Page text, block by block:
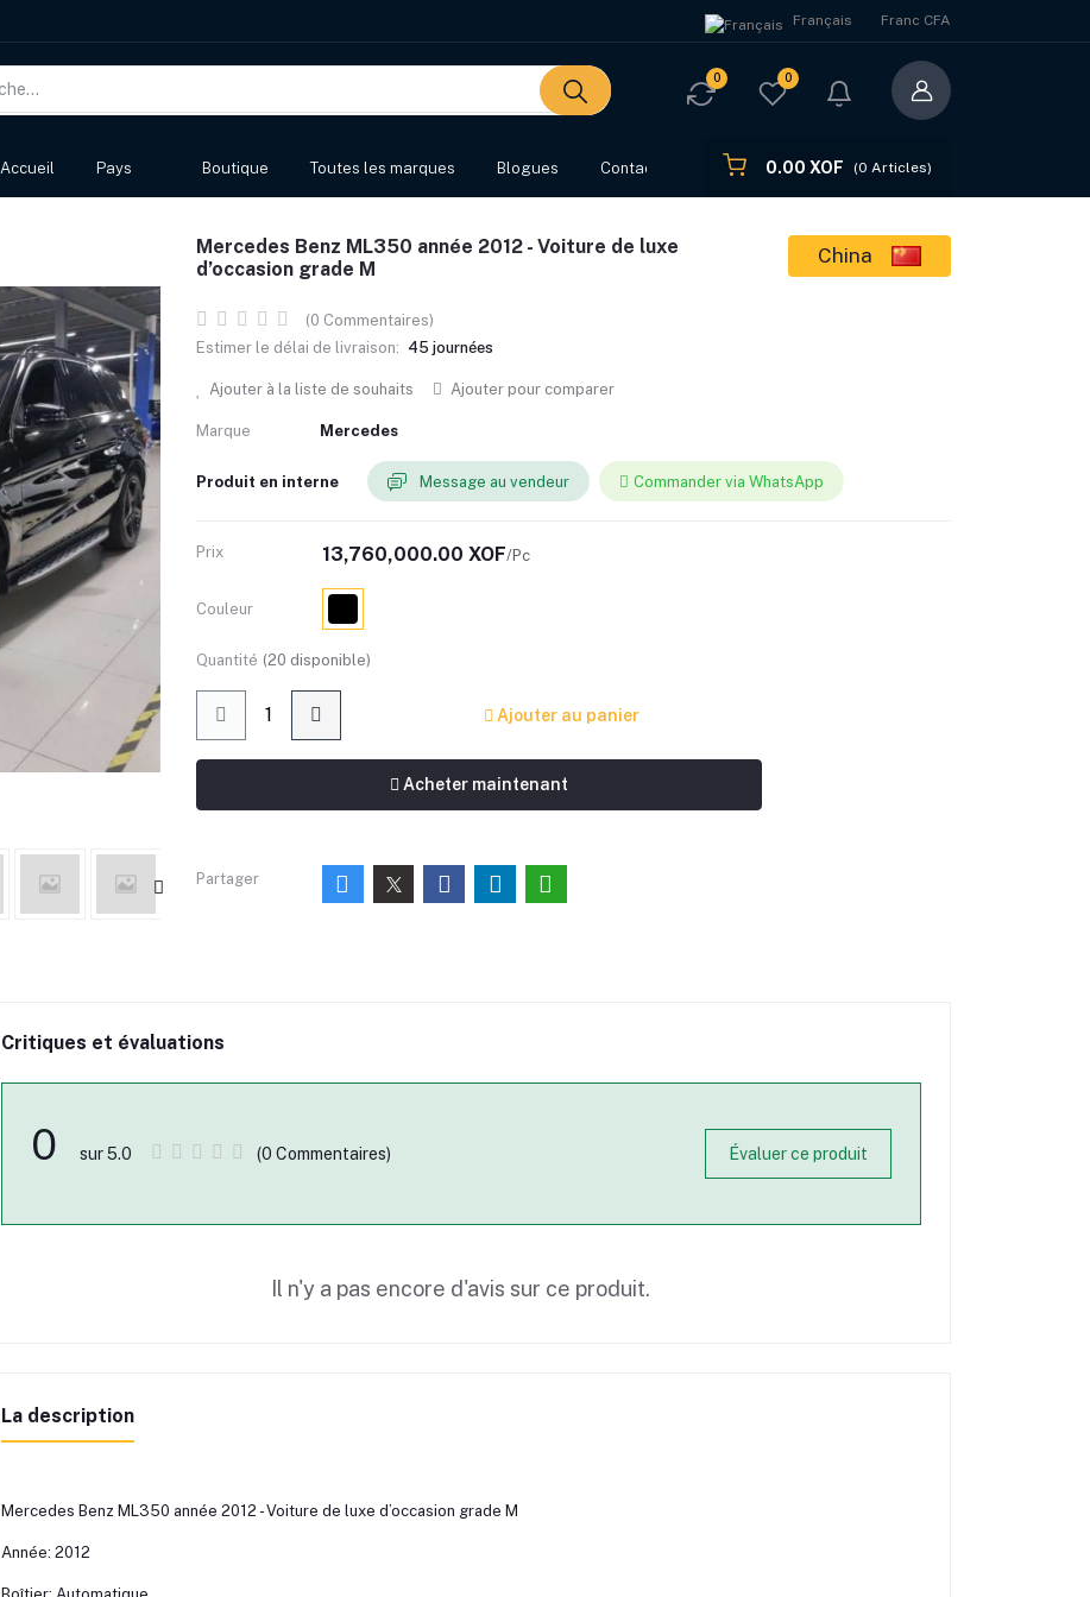
Français Franc CFA
0 0
Accueil Pays Boutique Toutes les marques Blogues Contact 0.00 XOF (0 Articles)
Mercedes Benz ML350 année 2012 - Voiture de luxe
d’occasion grade M
China
(0 Commentaires)
Estimer le délai de livraison: 45 journées
Ajouter à la liste de souhaits Ajouter pour comparer
Marque Mercedes
Produit en interne Message au vendeur Commander via WhatsApp
Prix 13,760,000.00 XOF/Pc
Couleur
Quantité (20 disponible)
Ajouter au panier
Acheter maintenant
Partager
Critiques et évaluations
0 sur 5.0 (0 Commentaires) Évaluer ce produit
Il n'y a pas encore d'avis sur ce produit.
La description
Mercedes Benz ML350 année 2012 - Voiture de luxe d’occasion grade M
Année: 2012